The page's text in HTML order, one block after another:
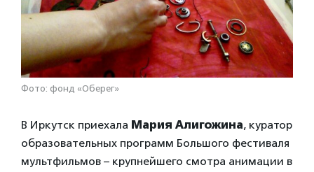
Фото: фонд «Оберег»
В Иркутск приехала Мария Алигожина, куратор
образовательных программ Большого фестиваля
мультфильмов – крупнейшего смотра анимации в